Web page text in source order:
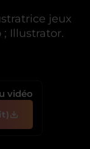
jeux
Illustrator.
vidéo